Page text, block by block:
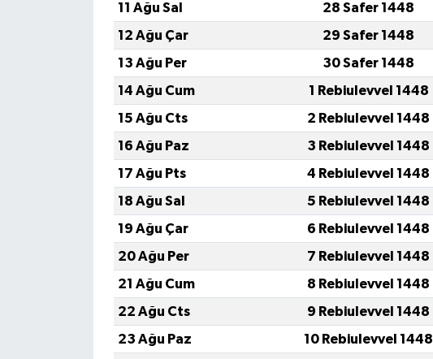
11 Ağu Sal
28 Safer 1448
12 Ağu Çar
29 Safer 1448
13 Ağu Per
30 Safer 1448
14 Ağu Cum
1 Rebiulevvel 1448
15 Ağu Cts
2 Rebiulevvel 1448
16 Ağu Paz
3 Rebiulevvel 1448
17 Ağu Pts
4 Rebiulevvel 1448
18 Ağu Sal
5 Rebiulevvel 1448
19 Ağu Çar
6 Rebiulevvel 1448
20 Ağu Per
7 Rebiulevvel 1448
21 Ağu Cum
8 Rebiulevvel 1448
22 Ağu Cts
9 Rebiulevvel 1448
23 Ağu Paz
10 Rebiulevvel 1448